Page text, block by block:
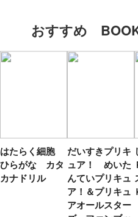
おすすめ
はたらく細胞
ひらがな カタ
カナドリル
だいすきプリキ
ュア！ めいた
んていプリキュ
ア！＆プリキュ
アオールスター